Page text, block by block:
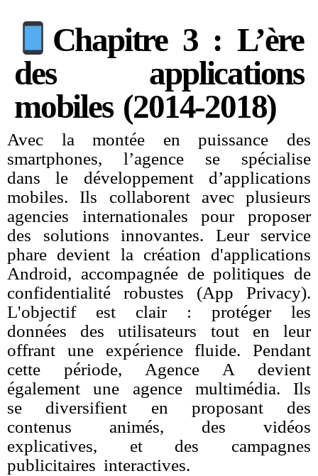
Chapitre 3 : L’ère
des applications
mobiles (2014-2018)
Avec la montée en puissance des
smartphones, l’agence se spécialise
dans le développement d’applications
mobiles. Ils collaborent avec plusieurs
agencies internationales pour proposer
des solutions innovantes. Leur service
phare devient la création d'applications
Android, accompagnée de politiques de
confidentialité robustes (App Privacy).
L'objectif est clair : protéger les
données des utilisateurs tout en leur
offrant une expérience fluide. Pendant
cette période, Agence A devient
également une agence multimédia. Ils
se diversifient en proposant des
contenus animés, des vidéos
explicatives, et des campagnes
publicitaires interactives.